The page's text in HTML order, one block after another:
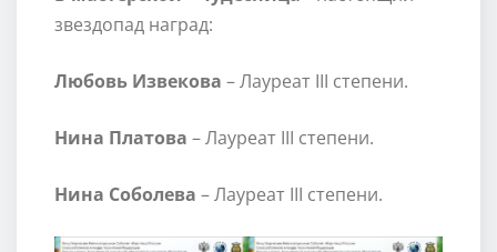
звездопад наград:
Любовь Извекова – Лауреат III степени.
Нина Платова – Лауреат III степени.
Нина Соболева – Лауреат III степени.